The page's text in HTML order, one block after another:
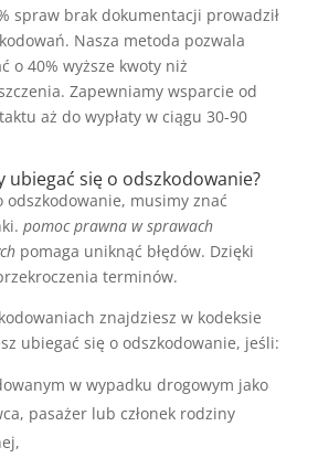
spraw brak dokumentacji prowadził
Nasza metoda pozwala
o 40% wyższe kwoty niż
Zapewniamy wsparcie od
aż do wypłaty w ciągu 30-90
ubiegać się o odszkodowanie?
odszkodowanie, musimy znać
pomoc prawna w sprawach
pomaga uniknąć błędów. Dzięki
terminów.
znajdziesz w kodeksie
ubiegać się o odszkodowanie, jeśli:
w wypadku drogowym jako
pasażer lub członek rodziny